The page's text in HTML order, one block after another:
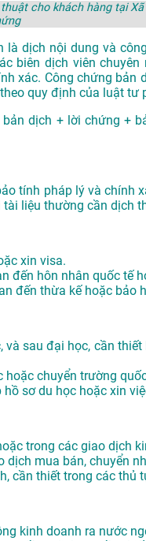
cho khách hàng tại
dịch nội dung và
biên dịch viên
xác. Công chứng bản
quy định của luật tư
dịch + lời chứng +
tính pháp lý và chính
liệu thường cần dịch
xin visa.
đến hôn nhân quốc tế
đến thừa kế hoặc bảo
và sau đại học, cần
chuyển trường
hồ sơ du học hoặc xin
trong các giao dịch
dịch mua bán, chuyển
cần thiết trong các thủ
kinh doanh ra nước